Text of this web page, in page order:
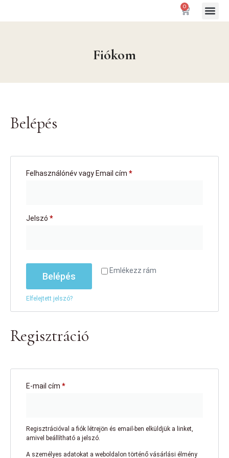
0
Fiókom
Belépés
Felhasználónév vagy Email cím *
Jelszó *
Emlékezz rám
Belépés
Elfelejtett jelszó?
Regisztráció
E-mail cím *
Regisztrációval a fiók létrejön és email-ben elküldjük a linket,
amivel beállítható a jelszó.
A személyes adatokat a weboldalon történő vásárlási élmény